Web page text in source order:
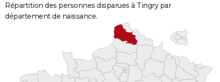
Répartition des personnes disparues à Tingry par
département de naissance.